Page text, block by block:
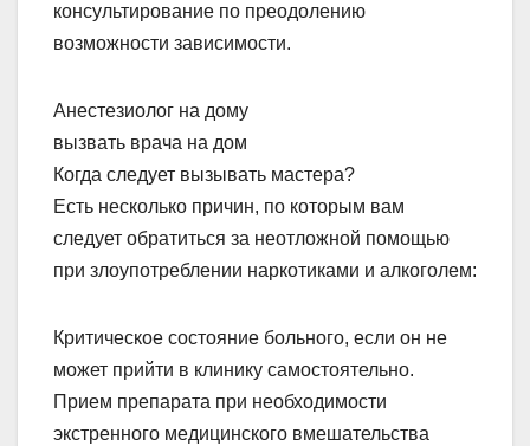
консультирование по преодолению
возможности зависимости.
Анестезиолог на дому
вызвать врача на дом
Когда следует вызывать мастера?
Есть несколько причин, по которым вам
следует обратиться за неотложной помощью
при злоупотреблении наркотиками и алкоголем:
Критическое состояние больного, если он не
может прийти в клинику самостоятельно.
Прием препарата при необходимости
экстренного медицинского вмешательства